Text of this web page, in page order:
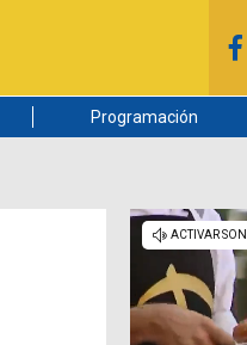
Programación